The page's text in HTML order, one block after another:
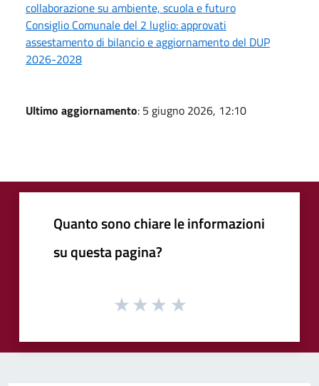
collaborazione su ambiente, scuola e futuro
Consiglio Comunale del 2 luglio: approvati
assestamento di bilancio e aggiornamento del DUP
2026-2028
Ultimo aggiornamento: 5 giugno 2026, 12:10
Quanto sono chiare le informazioni
su questa pagina?